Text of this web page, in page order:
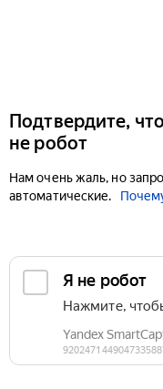
Подтвердите,
не робот
Нам очень жаль, но
автоматические.